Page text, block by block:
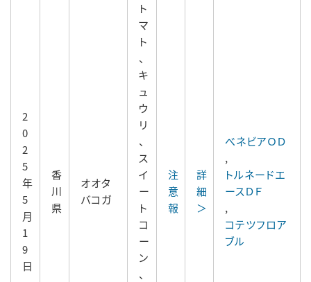
2
0
2
5
年
5
月
1
9
日
香
川
県
オオタ
バコガ
ト
マ
ト
、
キ
ュ
ウ
リ
、
ス
イ
ー
ト
コ
ー
ン
、
注
意
報
詳
細
＞
べネビアＯＤ
,
トルネードエ
ースＤＦ
,
コテツフロア
ブル